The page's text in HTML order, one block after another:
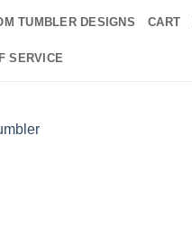
TUMBLER DESIGNS CART
SERVICE